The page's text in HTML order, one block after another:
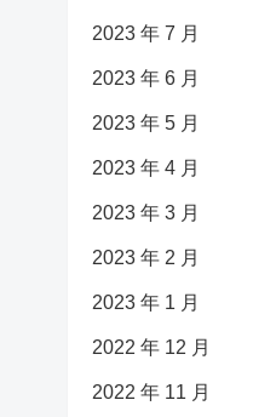
2023 年 7 月
2023 年 6 月
2023 年 5 月
2023 年 4 月
2023 年 3 月
2023 年 2 月
2023 年 1 月
2022 年 12 月
2022 年 11 月